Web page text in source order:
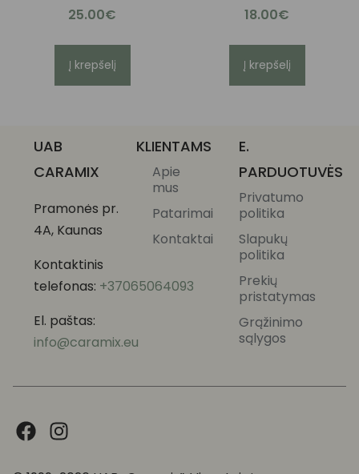
25.00€
Į krepšelį
18.00€
Į krepšelį
UAB
CARAMIX
Pramonės pr.
4A, Kaunas
Kontaktinis
telefonas: +37065064093
El. paštas:
info@caramix.eu
KLIENTAMS
Apie
mus
Patarimai
Kontaktai
E.
PARDUOTUVĖS
Privatumo
politika
Slapukų
politika
Prekių
pristatymas
Grąžinimo
sąlygos